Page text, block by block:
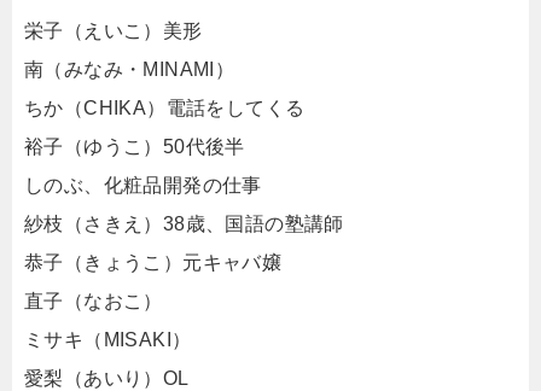
栄子（えいこ）美形
南（みなみ・MINAMI）
ちか（CHIKA）電話をしてくる
裕子（ゆうこ）50代後半
しのぶ、化粧品開発の仕事
紗枝（さきえ）38歳、国語の塾講師
恭子（きょうこ）元キャバ嬢
直子（なおこ）
ミサキ（MISAKI）
愛梨（あいり）OL